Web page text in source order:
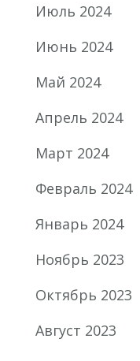
Июль 2024
Июнь 2024
Май 2024
Апрель 2024
Март 2024
Февраль 2024
Январь 2024
Ноябрь 2023
Октябрь 2023
Август 2023